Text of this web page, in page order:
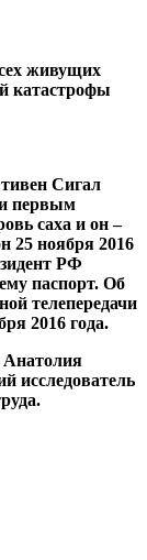
живущих
катастрофы
Сигал
первым
саха и он –
25 ноября 2016
РФ
паспорт. Об
телепередачи
2016 года.
исследователь